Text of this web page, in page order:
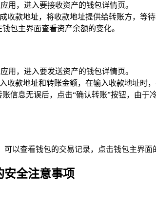
用，进入要接收资产的钱包详情页。
收款地址，将收款地址提供给转账方，等待
包主界面查看资产余额的变化。
用，进入要发送资产的钱包详情页。
收款地址和转账金额，在输入收款地址时
信息无误后，点击“确认转账”按钮，由
可以查看钱包的交易记录，点击钱包主界
安全注意事项